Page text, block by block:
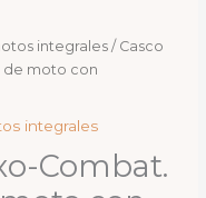
integrales / Casco
de moto con
integrales
Combat.